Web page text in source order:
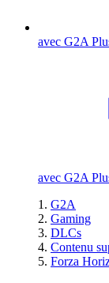
avec G2A
avec G2A
G2A
Gaming
DLCs
Contenu
Forza